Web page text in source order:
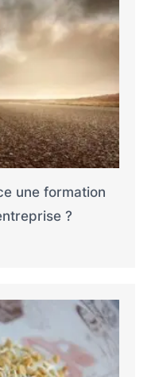
une formation
?